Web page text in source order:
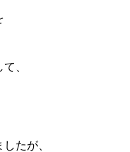
、
たが、